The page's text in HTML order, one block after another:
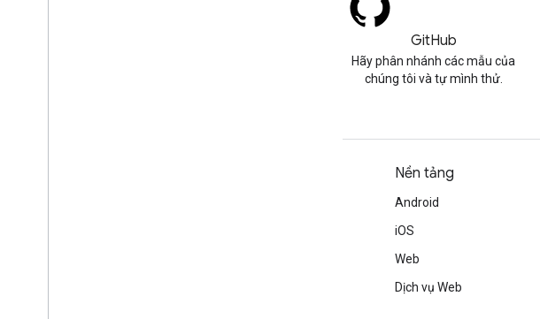
GitHub
Hãy phân nhánh các mẫu của
chúng tôi và tự mình thử.
Nền tảng
Android
iOS
Web
Dịch vụ Web